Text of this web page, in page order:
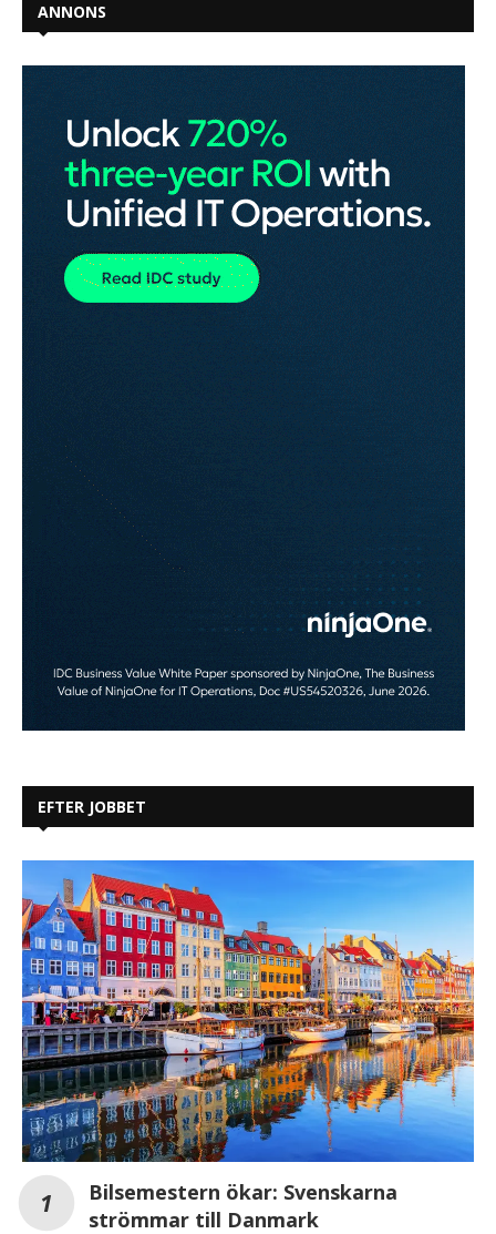
ANNONS
EFTER JOBBET
Bilsemestern ökar: Svenskarna
strömmar till Danmark